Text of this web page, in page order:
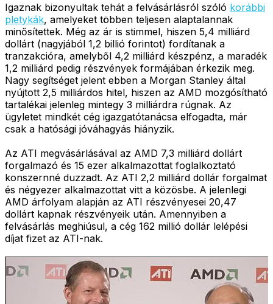
Igaznak bizonyultak tehát a felvásárlásról szóló korábbi
pletykák, amelyeket többen teljesen alaptalannak
minősítettek. Még az ár is stimmel, hiszen 5,4 milliárd
dollárt (nagyjából 1,2 billió forintot) fordítanak a
tranzakcióra, amelyből 4,2 milliárd készpénz, a maradék
1,2 milliárd pedig részvények formájában érkezik meg.
Nagy segítséget jelent ebben a Morgan Stanley által
nyújtott 2,5 milliárdos hitel, hiszen az AMD mozgósítható
tartalékai jelenleg mintegy 3 milliárdra rúgnak. Az
ügyletet mindkét cég igazgatótanácsa elfogadta, már
csak a hatósági jóváhagyás hiányzik.
Az ATI megvásárlásával az AMD 7,3 milliárd dollárt
forgalmazó és 15 ezer alkalmazottat foglalkoztató
konszernné duzzadt. Az ATI 2,2 milliárd dollár forgalmat
és négyezer alkalmazottat vitt a közösbe. A jelenlegi
AMD árfolyam alapján az ATI részvényesei 20,47
dollárt kapnak részvényeik után. Amennyiben a
felvásárlás meghiúsul, a cég 162 millió dollár lelépési
díjat fizet az ATI-nak.